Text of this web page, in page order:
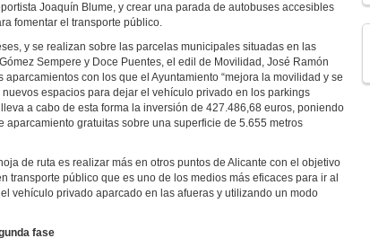
Joaquín Blume, y crear una parada de autobuses accesibles
fomentar el transporte público.
y se realizan sobre las parcelas municipales situadas en las
Sempere y Doce Puentes, el edil de Movilidad, José Ramón
con los que el Ayuntamiento “mejora la movilidad y se
espacios para dejar el vehículo privado en los parkings
a cabo de esta forma la inversión de 427.486,68 euros, poniendo
gratuitas sobre una superficie de 5.655 metros
de ruta es realizar más en otros puntos de Alicante con el objetivo
transporte público que es uno de los medios más eficaces para ir al
vehículo privado aparcado en las afueras y utilizando un modo
fase